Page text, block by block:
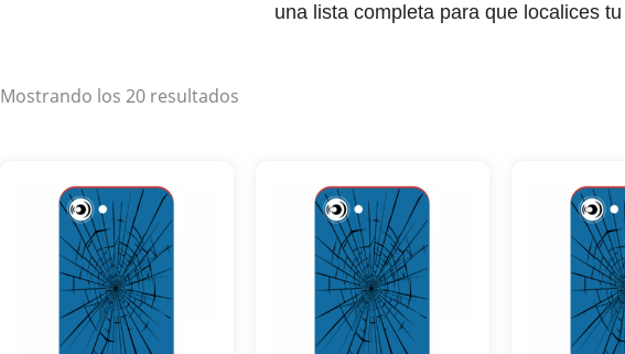
una lista completa para que localices
Mostrando los 20 resultados